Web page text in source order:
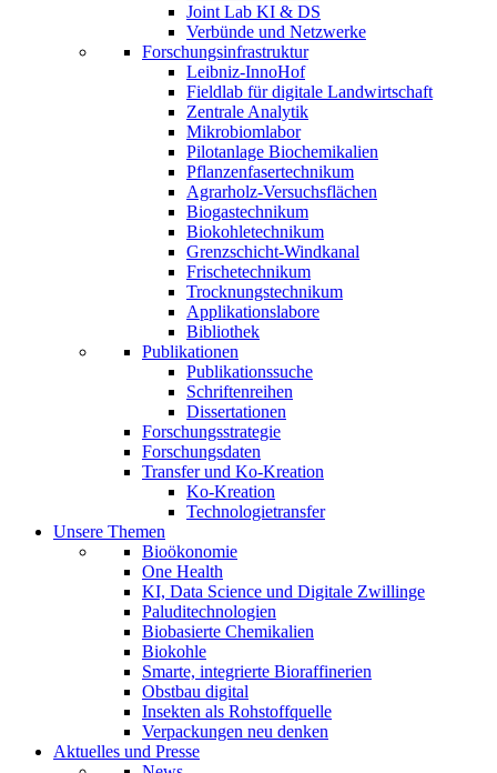
Joint Lab KI & DS
Verbünde und Netzwerke
Forschungsinfrastruktur
Leibniz-InnoHof
Fieldlab für digitale Landwirtschaft
Zentrale Analytik
Mikrobiomlabor
Pilotanlage Biochemikalien
Pflanzenfasertechnikum
Agrarholz-Versuchsflächen
Biogastechnikum
Biokohletechnikum
Grenzschicht-Windkanal
Frischetechnikum
Trocknungstechnikum
Applikationslabore
Bibliothek
Publikationen
Publikationssuche
Schriftenreihen
Dissertationen
Forschungsstrategie
Forschungsdaten
Transfer und Ko-Kreation
Ko-Kreation
Technologietransfer
Unsere Themen
Bioökonomie
One Health
KI, Data Science und Digitale Zwillinge
Paluditechnologien
Biobasierte Chemikalien
Biokohle
Smarte, integrierte Bioraffinerien
Obstbau digital
Insekten als Rohstoffquelle
Verpackungen neu denken
Aktuelles und Presse